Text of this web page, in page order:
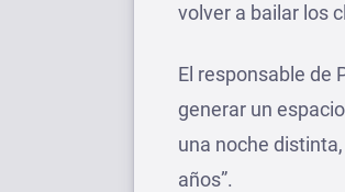
volver a bailar los
El responsable de
generar un
una noche
años”.